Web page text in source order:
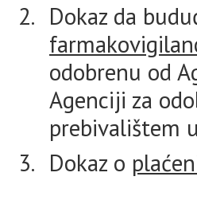
Dokaz da
odobrenu od
Agenciji za
prebivalištem
Dokaz o